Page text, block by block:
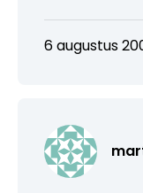
6 augustus